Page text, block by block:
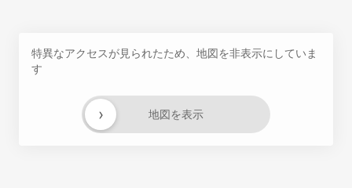
特異なアクセスが見られたため、地図を非表示にしていま
す
地図を表示
›